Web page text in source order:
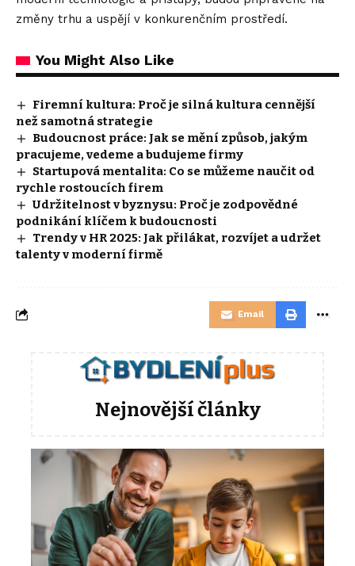
změny trhu a uspějí v konkurenčním prostředí.
You Might Also Like
Firemní kultura: Proč je silná kultura cennější
než samotná strategie
Budoucnost práce: Jak se mění způsob, jakým
pracujeme, vedeme a budujeme firmy
Startupová mentalita: Co se můžeme naučit od
rychle rostoucích firem
Udržitelnost v byznysu: Proč je zodpovědné
podnikání klíčem k budoucnosti
Trendy v HR 2025: Jak přilákat, rozvíjet a udržet
talenty v moderní firmě
Email
Nejnovější články